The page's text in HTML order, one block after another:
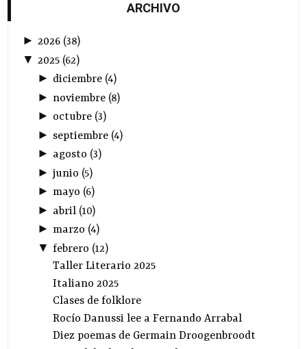
ARCHIVO
►2026 (38)
▼ 2025 (62)
► diciembre(4)
► noviembre(8)
► octubre(3)
► septiembre(4)
► agosto (3)
► junio (5)
► mayo (6)
► abril(10)
► marzo (4)
▼ febrero (12)
Taller Literario 2025
Italiano 2025
Clases de folklore
Rocío Danussi lee a Fernando Arrabal
Diez poemas de Germain Droogenbroodt